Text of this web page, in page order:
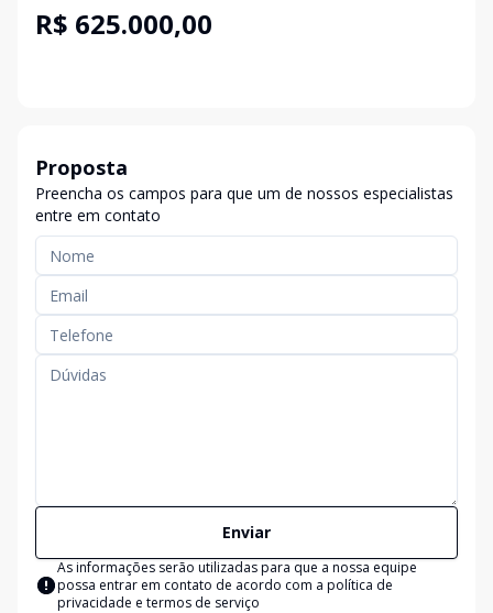
R$ 625.000,00
Proposta
Preencha os campos para que um de nossos especialistas
entre em contato
Enviar
As informações serão utilizadas para que a nossa equipe
possa entrar em contato de acordo com a política de
privacidade e termos de serviço